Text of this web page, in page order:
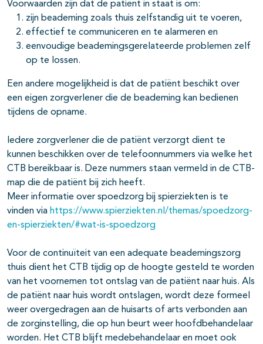
Voorwaarden zijn dat de patiënt in staat is om:
zijn beademing zoals thuis zelfstandig uit te voeren,
effectief te communiceren en te alarmeren en
eenvoudige beademingsgerelateerde problemen zelf
op te lossen.
Een andere mogelijkheid is dat de patiënt beschikt over
een eigen zorgverlener die de beademing kan bedienen
tijdens de opname.
Iedere zorgverlener die de patiënt verzorgt dient te
kunnen beschikken over de telefoonnummers via welke het
CTB bereikbaar is. Deze nummers staan vermeld in de CTB-
map die de patiënt bij zich heeft.
Meer informatie over spoedzorg bij spierziekten is te
vinden via https://www.spierziekten.nl/themas/spoedzorg-
en-spierziekten/#wat-is-spoedzorg
Voor de continuïteit van een adequate beademingszorg
thuis dient het CTB tijdig op de hoogte gesteld te worden
van het voornemen tot ontslag van de patiënt naar huis. Als
de patiënt naar huis wordt ontslagen, wordt deze formeel
weer overgedragen aan de huisarts of arts verbonden aan
de zorginstelling, die op hun beurt weer hoofdbehandelaar
worden. Het CTB blijft medebehandelaar en moet ook